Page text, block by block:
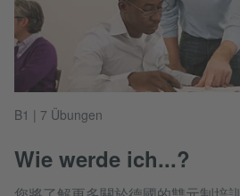
B1 | 7 Übungen
Wie werde ich...?